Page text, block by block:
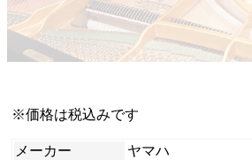
※価格は税込みです
メーカー
ヤマハ